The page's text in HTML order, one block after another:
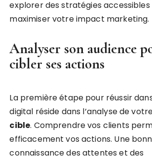
explorer des stratégies
maximiser votre impact marketing.
Analyser son audience
cibler ses actions
La première étape pour réussir
digital réside dans l’analyse de
cible. Comprendre vos clients
efficacement vos actions. Une
connaissance des attentes et des